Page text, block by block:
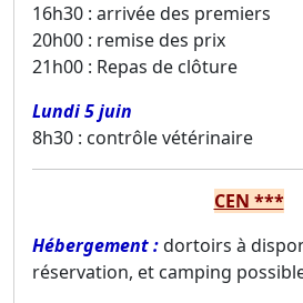
16h30 : arrivée des premiers
20h00 : remise des prix
21h00 : Repas de clôture
Lundi 5 juin
8h30 : contrôle vétérinaire
CEN ***
Hébergement :dortoirs à
réservation, et camping